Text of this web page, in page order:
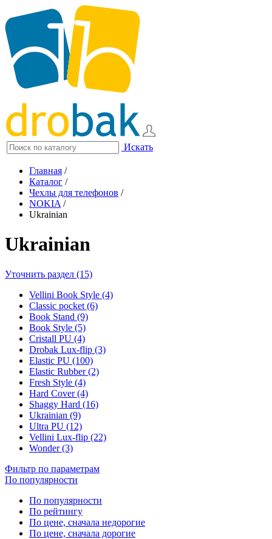
Искать
Главная /
Каталог /
Чехлы для телефонов /
NOKIA /
Ukrainian
Ukrainian
Уточнить раздел (15)
Vellini Book Style (4)
Classic pocket (6)
Book Stand (9)
Book Style (5)
Cristall PU (4)
Drobak Lux-flip (3)
Elastic PU (100)
Elastic Rubber (2)
Fresh Style (4)
Hard Cover (4)
Shaggy Hard (16)
Ukrainian (9)
Ultra PU (12)
Vellini Lux-flip (22)
Wonder (3)
Фильтр по параметрам
По популярности
По популярности
По рейтингу
По цене, сначала недорогие
По цене, сначала дорогие